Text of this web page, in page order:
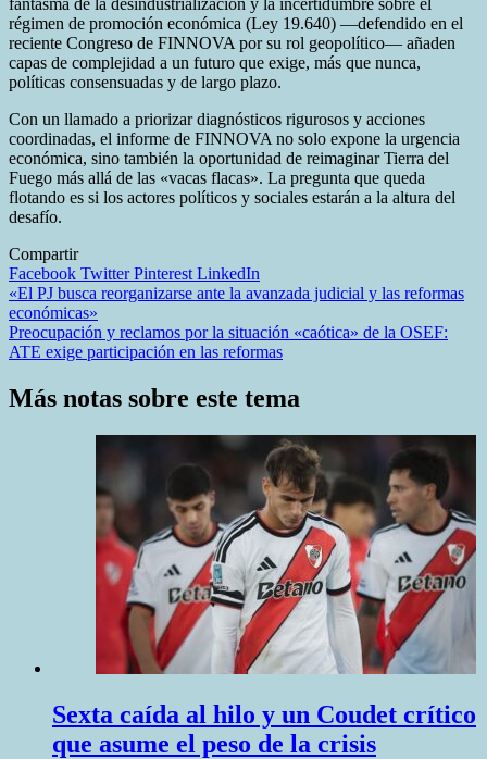
fantasma de la desindustrialización y la incertidumbre sobre el
régimen de promoción económica (Ley 19.640) —defendido en el
reciente Congreso de FINNOVA por su rol geopolítico— añaden
capas de complejidad a un futuro que exige, más que nunca,
políticas consensuadas y de largo plazo.
Con un llamado a priorizar diagnósticos rigurosos y acciones
coordinadas, el informe de FINNOVA no solo expone la urgencia
económica, sino también la oportunidad de reimaginar Tierra del
Fuego más allá de las «vacas flacas». La pregunta que queda
flotando es si los actores políticos y sociales estarán a la altura del
desafío.
Compartir
Facebook TwitterPinterest LinkedIn
Navegación
de
entradas
«El PJ busca reorganizarse ante la avanzada judicial y las reformas
económicas»
Preocupación y reclamos por la situación «caótica» de la OSEF:
ATE exige participación en las reformas
Más notas sobre este tema
Sexta caída al hilo y un Coudet crítico
que asume el peso de la crisis